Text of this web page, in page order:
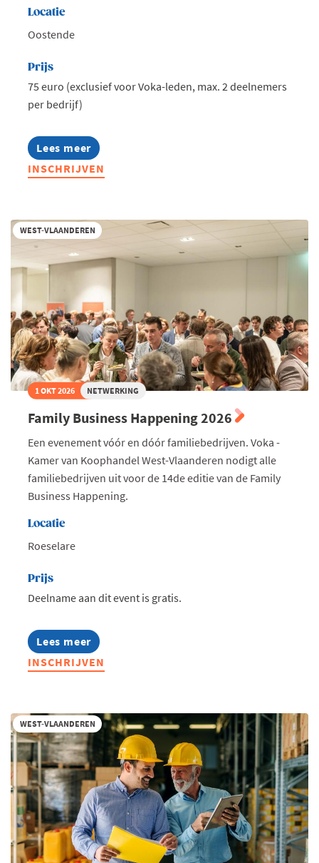
Locatie
Oostende
Prijs
75 euro (exclusief voor Voka-leden, max. 2 deelnemers
per bedrijf)
Lees meer
about
Voka
Ladies:
Outdoor
Living
INSCHRIJVEN
WEST-VLAANDEREN
1 OKT 2026 NETWERKING
Family Business Happening 2026
Een evenement vóór en dóór familiebedrijven. Voka -
Kamer van Koophandel West-Vlaanderen nodigt alle
familiebedrijven uit voor de 14de editie van de Family
Business Happening.
Locatie
Roeselare
Prijs
Deelname aan dit event is gratis.
Lees meer
about
Family
Business
INSCHRIJVEN
WEST-VLAANDEREN